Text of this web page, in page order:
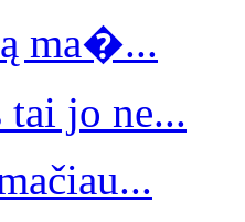
ma�...
tai jo ne...